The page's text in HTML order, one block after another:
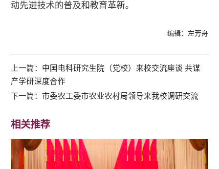
动先进技术的普及和教育革新。
编辑：左芳舟
上一篇： 中国电科研究生院（党校）来校交流座谈 共谋
产学研深度合作
下一篇：市委农工委市农业农村局领导来我校调研交流
相关推荐